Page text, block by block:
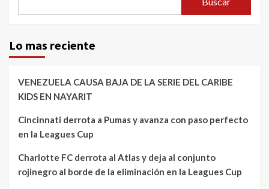
Lo mas reciente
VENEZUELA CAUSA BAJA DE LA SERIE DEL CARIBE
KIDS EN NAYARIT
Cincinnati derrota a Pumas y avanza con paso perfecto
en la Leagues Cup
Charlotte FC derrota al Atlas y deja al conjunto
rojinegro al borde de la eliminación en la Leagues Cup